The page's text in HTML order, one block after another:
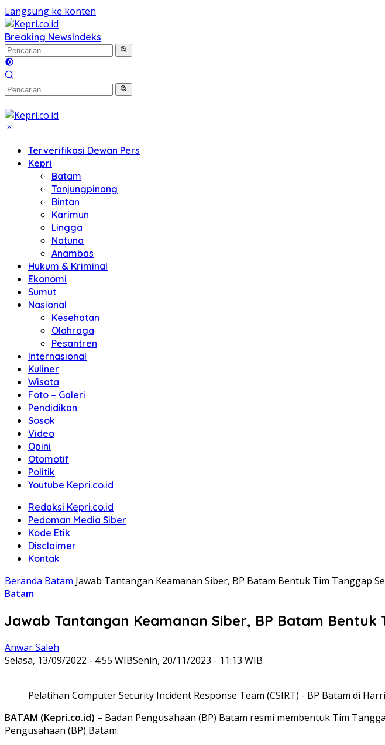
Langsung ke konten
Breaking NewsIndeks
Terverifikasi Dewan Pers
Kepri
Batam
Tanjungpinang
Bintan
Karimun
Lingga
Natuna
Anambas
Hukum & Kriminal
Ekonomi
Sumut
Nasional
Kesehatan
Olahraga
Pesantren
Internasional
Kuliner
Wisata
Foto – Galeri
Pendidikan
Sosok
Video
Opini
Otomotif
Politik
Youtube Kepri.co.id
Redaksi Kepri.co.id
Pedoman Media Siber
Kode Etik
Disclaimer
Kontak
Beranda Batam Jawab Tantangan Keamanan Siber, BP Batam Bentuk Tim Tanggap
Batam
Jawab Tantangan Keamanan Siber, BP Batam Bentuk
Anwar Saleh
Selasa, 13/09/2022 - 4:55 WIBSenin, 20/11/2023 - 11:13 WIB
Pelatihan Computer Security Incident Response Team (CSIRT) - BP Batam di
BATAM (Kepri.co.id) – Badan Pengusahaan (BP) Batam resmi membentuk Tim
Pengusahaan (BP) Batam.